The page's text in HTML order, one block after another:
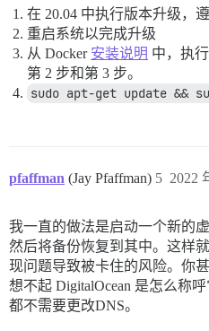
在 20.04 中执行版本升级，
重启系统以完成升级
从 Docker 安装说明 中，执行
第 2 步和第 3 步。
sudo apt-get update &&
pfaffman (Jay Pfaffman) 2022
5
我一直的做法是启动一个新的
然后将备份恢复到其中。这样
现问题导致被卡住的风险。你
想不起 DigitalOcean 是怎么称
都不需要更改DNS。